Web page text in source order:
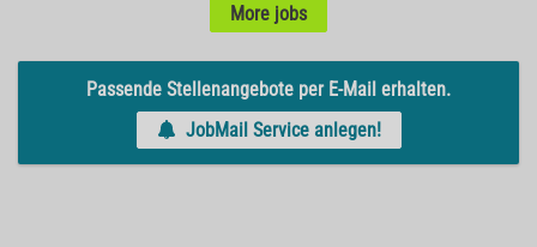
More jobs
Passende Stellenangebote per E-Mail erhalten.
JobMail Service anlegen!